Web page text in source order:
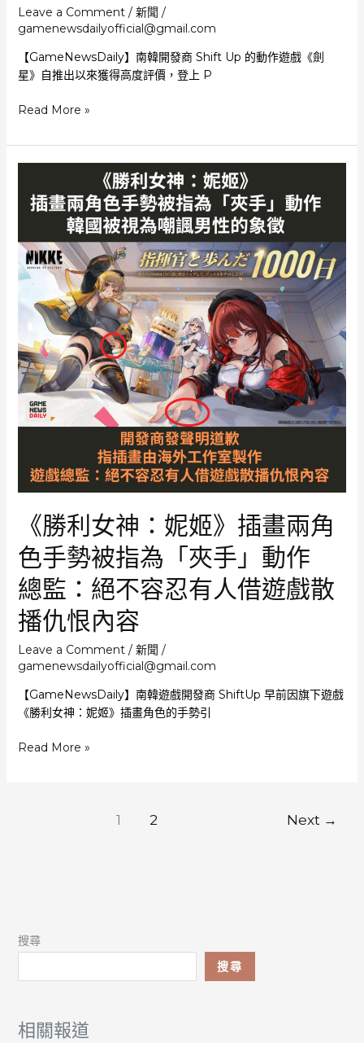
Leave a Comment / 新聞 /
gamenewsdailyofficial@gmail.com
【GameNewsDaily】南韓開發商 Shift Up 的動作遊戲《劍
星》自推出以來獲得高度評價，登上 P
吉
修
平
《劍
發
行
年
赴
韓
國
參
大
色
「能
激
勵
更
多
南
韓
開
者
追
自
Read More »
《勝利女神：妮姬》插畫兩角
色手勢被指為「夾手」動作
總監：絕不容忍有人借遊戲散
播仇恨內容
Leave a Comment / 新聞 /
gamenewsdailyofficial@gmail.com
【GameNewsDaily】南韓遊戲開發商 ShiftUp 早前因旗下遊戲
《勝利女神：妮姬》插畫角色的手勢引
《勝
手
被
「夾
Read More »
1 2 Next →
搜尋
搜尋
相關報道